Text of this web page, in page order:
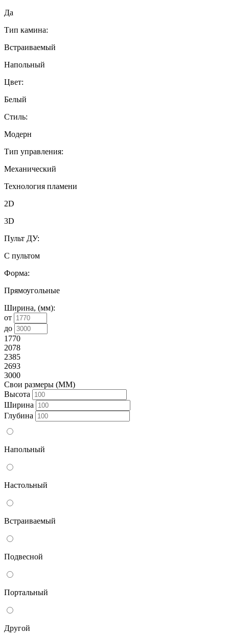
Да
Тип камина:
Встраиваемый
Напольный
Цвет:
Белый
Стиль:
Модерн
Тип управления:
Механический
Технология пламени
2D
3D
Пульт ДУ:
С пультом
Форма:
Прямоугольные
Ширина, (мм):
от
до
1770
2078
2385
2693
3000
Свои размеры (ММ)
Высота
Ширина
Глубина
Напольный
Настольный
Встраиваемый
Подвесной
Портальный
Другой